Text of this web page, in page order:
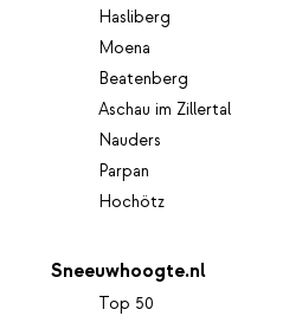
Hasliberg
Moena
Beatenberg
Aschau im Zillertal
Nauders
Parpan
Hochötz
Sneeuwhoogte.nl
Top 50